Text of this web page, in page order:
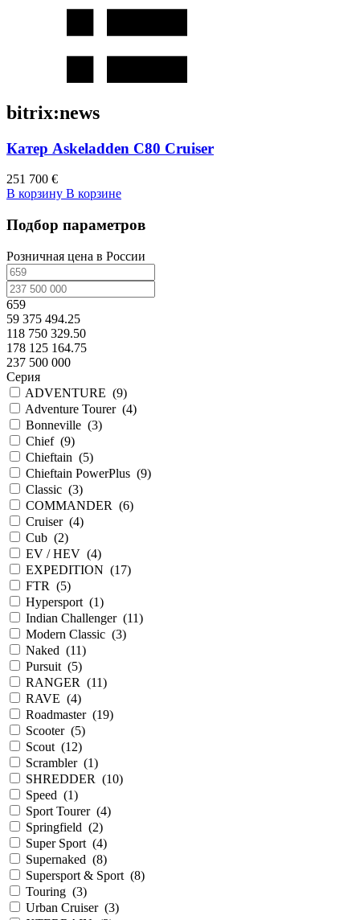
bitrix:news
Катер Askeladden C80 Cruiser
251 700 €
В корзину В корзине
Подбор параметров
Розничная цена в России
659
59 375 494.25
118 750 329.50
178 125 164.75
237 500 000
Серия
ADVENTURE (9)
Adventure Tourer(4)
Bonneville (3)
Chief(9)
Chieftain (5)
Chieftain PowerPlus (9)
Classic (3)
COMMANDER (6)
Cruiser(4)
Cub (2)
EV / HEV (4)
EXPEDITION (17)
FTR (5)
Hypersport (1)
Indian Challenger(11)
Modern Classic (3)
Naked (11)
Pursuit (5)
RANGER (11)
RAVE (4)
Roadmaster(19)
Scooter(5)
Scout (12)
Scrambler(1)
SHREDDER (10)
Speed (1)
Sport Tourer(4)
Springfield (2)
Super Sport (4)
Supernaked (8)
Supersport & Sport (8)
Touring (3)
Urban Cruiser(3)